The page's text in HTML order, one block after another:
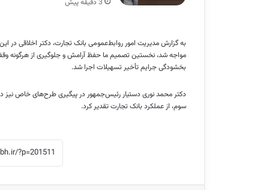
3 دقیقه پیش
به گزارش مدیریت امور روابط‌عمومی بانک تجارت، دکتر اخلاقی در
مواجه شد، نخستین تصمیم ما حفظ آرامش و جلوگیری از هرگونه
بخشودگی جرایم تأخیر تسهیلات اجرا شد.
دکتر محمد نوری دستیار رئیس‌جمهور در پیگیری طرح‌های خاص نیز
سوم، از عملکرد بانک تجارت تقدیر کرد.